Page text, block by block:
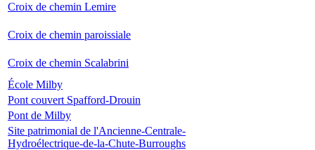
Croix de chemin Lemire
Croix de chemin paroissiale
Croix de chemin Scalabrini
École Milby
Pont couvert Spafford-Drouin
Pont de Milby
Site patrimonial de l'Ancienne-Centrale-
Hydroélectrique-de-la-Chute-Burroughs